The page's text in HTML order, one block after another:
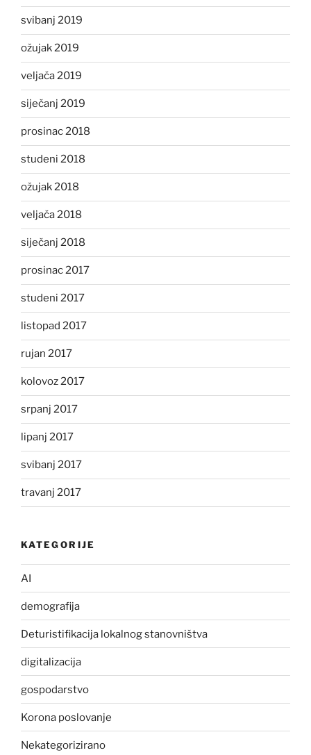
svibanj 2019
ožujak 2019
veljača 2019
siječanj 2019
prosinac 2018
studeni 2018
ožujak 2018
veljača 2018
siječanj 2018
prosinac 2017
studeni 2017
listopad 2017
rujan 2017
kolovoz 2017
srpanj 2017
lipanj 2017
svibanj 2017
travanj 2017
KATEGORIJE
AI
demografija
Deturistifikacija lokalnog stanovništva
digitalizacija
gospodarstvo
Korona poslovanje
Nekategorizirano